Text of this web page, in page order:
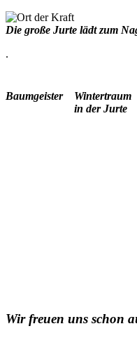
Die große Jurte lädt zum
.
Baumgeister
Wintertraum
in der Jurte
Wir freuen uns schon